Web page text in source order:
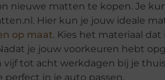
nieuwe matten te kopen. Je
Hier kun je jouw ideale
op maat. Kies het materiaal
je jouw voorkeuren hebt
tot acht werkdagen bij je
in je auto passen.